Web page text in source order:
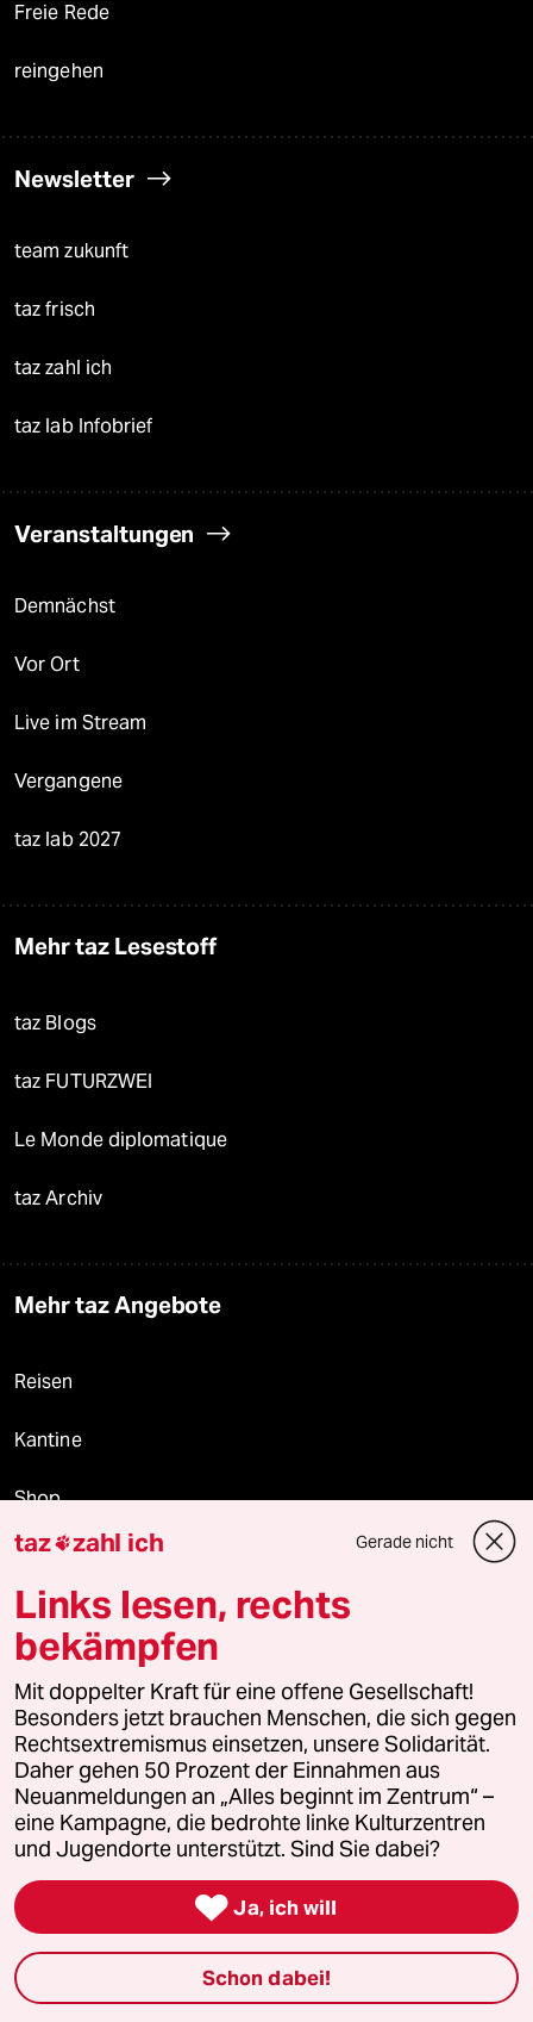
Freie Rede
reingehen
Newsletter
team zukunft
taz frisch
taz zahl ich
taz lab Infobrief
Veranstaltungen
Demnächst
Vor Ort
Live im Stream
Vergangene
taz lab 2027
Mehr taz Lesestoff
taz Blogs
taz FUTURZWEI
Le Monde diplomatique
taz Archiv
Mehr taz Angebote
Reisen
Kantine
Shop
Anzeigen
Fragen & Hilfe
Feedback
Aboservice
ePaper Login
Downloads für Abonnierende
taz zahl ich Gerade nicht
Links lesen, rechts
bekämpfen
Mit doppelter Kraft für eine offene Gesellschaft!
Besonders jetzt brauchen Menschen, die sich gegen
Rechtsextremismus einsetzen, unsere Solidarität.
Daher gehen 50 Prozent der Einnahmen aus
Neuanmeldungen an „Alles beginnt im Zentrum“ –
eine Kampagne, die bedrohte linke Kulturzentren
und Jugendorte unterstützt. Sind Sie dabei?
 Ja, ich will
Schon dabei!